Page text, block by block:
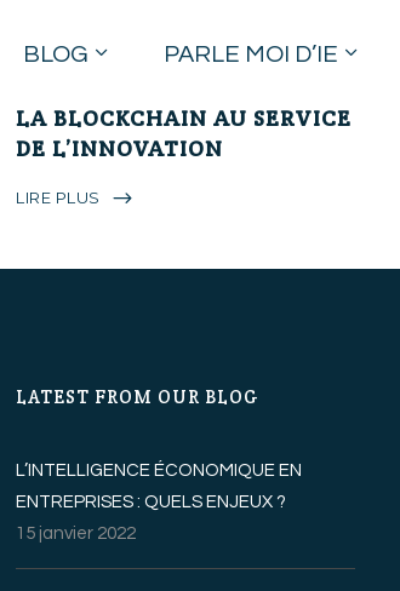
BLOG PARLE MOI D’IE
LA BLOCKCHAIN AU SERVICE
DE L’INNOVATION
LIRE PLUS
LATEST FROM OUR BLOG
L’INTELLIGENCE ÉCONOMIQUE EN
ENTREPRISES : QUELS ENJEUX ?
15 janvier 2022